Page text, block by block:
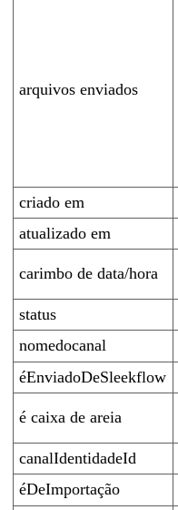
arquivos enviados
criado em
atualizado em
carimbo de data/hora
status
nomedocanal
éEnviadoDeSleekflow
é caixa de areia
canalIdentidadeId
éDeImportação